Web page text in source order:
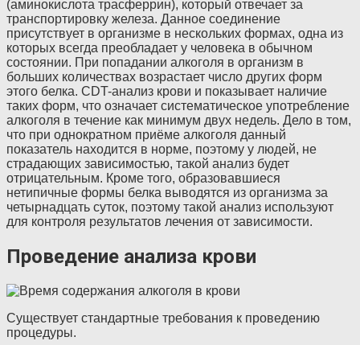
(аминокислота трасферрин), который отвечает за
транспортировку железа. Данное соединение
присутствует в организме в нескольких формах, одна из
которых всегда преобладает у человека в обычном
состоянии. При попадании алкоголя в организм в
больших количествах возрастает число других форм
этого белка. CDT-анализ крови и показывает наличие
таких форм, что означает систематическое употребление
алкоголя в течение как минимум двух недель. Дело в том,
что при однократном приёме алкоголя данный
показатель находится в норме, поэтому у людей, не
страдающих зависимостью, такой анализ будет
отрицательным. Кроме того, образовавшиеся
нетипичные формы белка выводятся из организма за
четырнадцать суток, поэтому такой анализ используют
для контроля результатов лечения от зависимости.
Проведение анализа крови
Существует стандартные требования к проведению
процедуры.